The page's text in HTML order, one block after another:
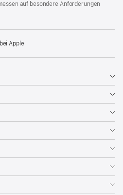
auf besondere Anforderungen
Apple